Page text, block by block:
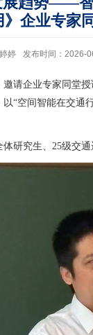
》企业专家
婷 发布时间：2026-
请企业专家同堂
以“空间智能在交通
体研究生、 25级交通